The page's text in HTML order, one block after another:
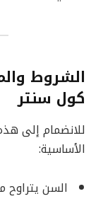
الشروط
كول سنتر
للانضمام إلى
الأساسية:
السن يتراوح من 23 إلى 30